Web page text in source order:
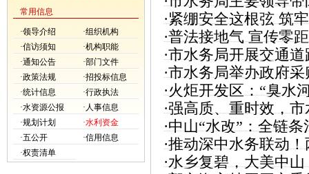
常用信息
·领导介绍
·组织机构
·信访须知
·机构职能
·通知公告
·部门文件
·政策法规
·招投标信息
·统计信息
·行政执法
·水资源公报
·人事信息
·规划计划
·水利资金
·五公开
·信用信息
·权责清单
工作
·紧绷安全这根弦 筑
·普法接地气 宣传零
处罚宣讲活动
·市水务局开展交通
·市水务局举办政府
·火炬开发区：“臭水
·强高质、重时效，
·中山“水改”：全链
·推动深中水务联动
·水乡复碧，大美中山